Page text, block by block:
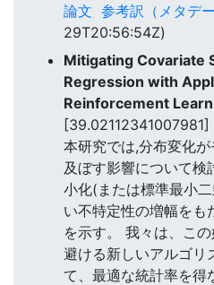
論文 参考訳（メタデー
29T20:56:54Z)
Mitigating Covariate
Regression with
Reinforcement
[39.02112341007981]
本研究では,分布変化
及ぼす影響について検
小化(または標準最小
い不特定性の増幅をも
を示す。 我々は、こ
避ける新しいアルゴリ
て、最適な統計率を得